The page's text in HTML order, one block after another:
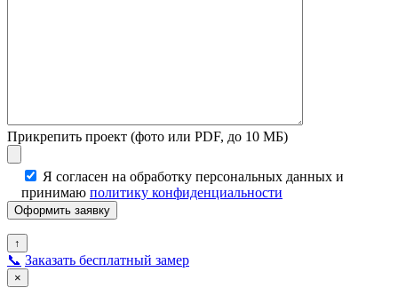
Прикрепить проект (фото или PDF, до 10 МБ)
Я согласен на обработку персональных данных и
принимаю политику конфиденциальности
↑
📞 Заказать бесплатный замер
×